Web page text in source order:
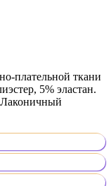
плательной ткани
5% эластан.